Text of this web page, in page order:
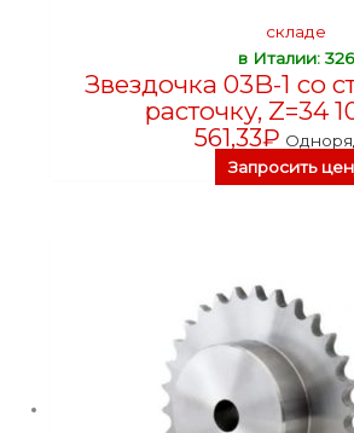
складе
в Италии: 326
Звездочка 03B-1 со
расточку, Z=34
561,33₽
Запросить